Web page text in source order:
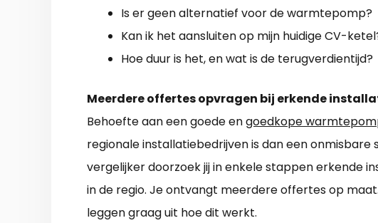
Is er geen alternatief voor de warmtepomp?
Kan ik het aansluiten op mijn huidige CV-
Hoe duur is het, en wat is de terugverdientijd?
Meerdere offertes opvragen bij erkende
Behoefte aan een goede engoedkope
regionale installatiebedrijven is dan een
vergelijker doorzoek jij in enkele stappen erkende
in de regio. Je ontvangt meerdere offertes op
leggen graag uit hoe dit werkt.